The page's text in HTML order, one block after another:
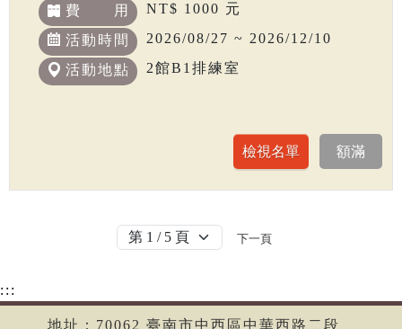
費 用 NT$ 1000 元
活動時間 2026/08/27 ~ 2026/12/10
活動地點 2館B1排練室
下一頁
:::
地址：70062 臺南市中西區中華西路二段